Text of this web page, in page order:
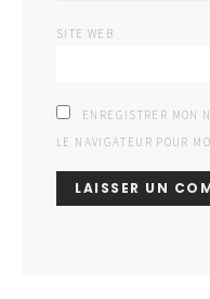
SITE WEB
ENREGISTRER MON
LE NAVIGATEUR POUR